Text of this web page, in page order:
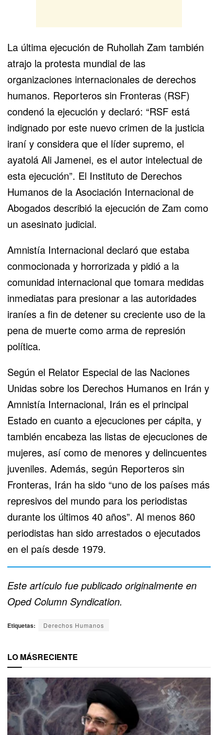
La última ejecución de Ruhollah Zam también
atrajo la protesta mundial de las
organizaciones internacionales de derechos
humanos. Reporteros sin Fronteras (RSF)
condenó la ejecución y declaró: “RSF está
indignado por este nuevo crimen de la justicia
iraní y considera que el líder supremo, el
ayatolá Ali Jamenei, es el autor intelectual de
esta ejecución”. El Instituto de Derechos
Humanos de la Asociación Internacional de
Abogados describió la ejecución de Zam como
un asesinato judicial.
Amnistía Internacional declaró que estaba
conmocionada y horrorizada y pidió a la
comunidad internacional que tomara medidas
inmediatas para presionar a las autoridades
iraníes a fin de detener su creciente uso de la
pena de muerte como arma de represión
política.
Según el Relator Especial de las Naciones
Unidas sobre los Derechos Humanos en Irán y
Amnistía Internacional, Irán es el principal
Estado en cuanto a ejecuciones per cápita, y
también encabeza las listas de ejecuciones de
mujeres, así como de menores y delincuentes
juveniles. Además, según Reporteros sin
Fronteras, Irán ha sido “uno de los países más
represivos del mundo para los periodistas
durante los últimos 40 años”. Al menos 860
periodistas han sido arrestados o ejecutados
en el país desde 1979.
Este artículo fue publicado originalmente en
Oped Column Syndication.
Etiquetas: Derechos Humanos
LO MÁSRECIENTE